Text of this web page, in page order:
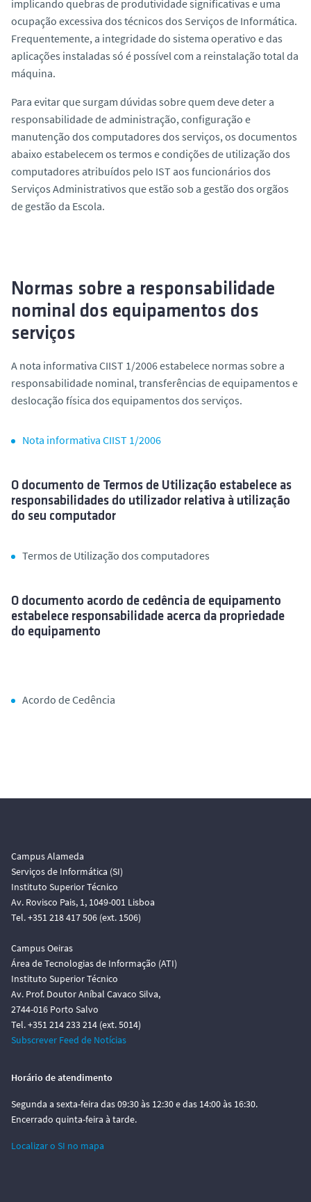
implicando quebras de produtividade significativas e uma
ocupação excessiva dos técnicos dos Serviços de Informática.
Frequentemente, a integridade do sistema operativo e das
aplicações instaladas só é possível com a reinstalação total da
máquina.
Para evitar que surgam dúvidas sobre quem deve deter a
responsabilidade de administração, configuração e
manutenção dos computadores dos serviços, os documentos
abaixo estabelecem os termos e condições de utilização dos
computadores atribuídos pelo IST aos funcionários dos
Serviços Administrativos que estão sob a gestão dos orgãos
de gestão da Escola.
Normas sobre a responsabilidade
nominal dos equipamentos dos
serviços
A nota informativa CIIST 1/2006 estabelece normas sobre a
responsabilidade nominal, transferências de equipamentos e
deslocação física dos equipamentos dos serviços.
Nota informativa CIIST 1/2006
O documento de Termos de Utilização estabelece as
responsabilidades do utilizador relativa à utilização
do seu computador
Termos de Utilização dos computadores
O documento acordo de cedência de equipamento
estabelece responsabilidade acerca da propriedade
do equipamento
Acordo de Cedência
Campus Alameda
Serviços de Informática (SI)
Instituto Superior Técnico
Av. Rovisco Pais, 1, 1049-001 Lisboa
Tel. +351 218 417 506 (ext. 1506)
Campus Oeiras
Área de Tecnologias de Informação (ATI)
Instituto Superior Técnico
Av. Prof. Doutor Aníbal Cavaco Silva,
2744-016 Porto Salvo
Tel. +351 214 233 214 (ext. 5014)
Subscrever Feed de Notícias
Horário de atendimento
Segunda a sexta-feira das 09:30 às 12:30 e das 14:00 às 16:30.
Encerrado quinta-feira à tarde.
Localizar o SI no mapa